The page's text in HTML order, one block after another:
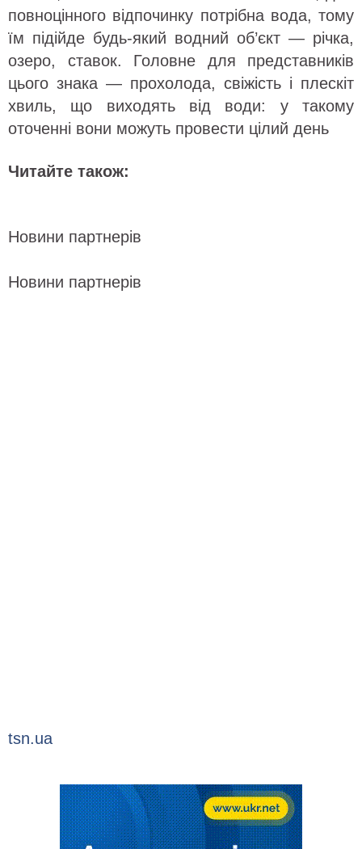
повноцінного відпочинку потрібна вода, тому
їм підійде будь-який водний об’єкт — річка,
озеро, ставок. Головне для представників
цього знака — прохолода, свіжість і плескіт
хвиль, що виходять від води: у такому
оточенні вони можуть провести цілий день
Читайте також:
Новини партнерів
Новини партнерів
tsn.ua